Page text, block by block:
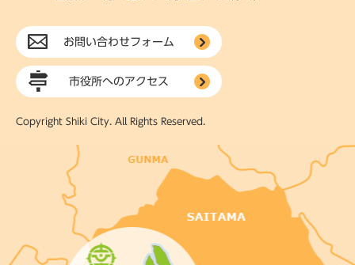
お問い合わせフォーム
市役所へのアクセス
Copyright Shiki City. All Rights Reserved.